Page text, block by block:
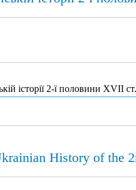
історії 2-ї половини XVII ст.
History of the